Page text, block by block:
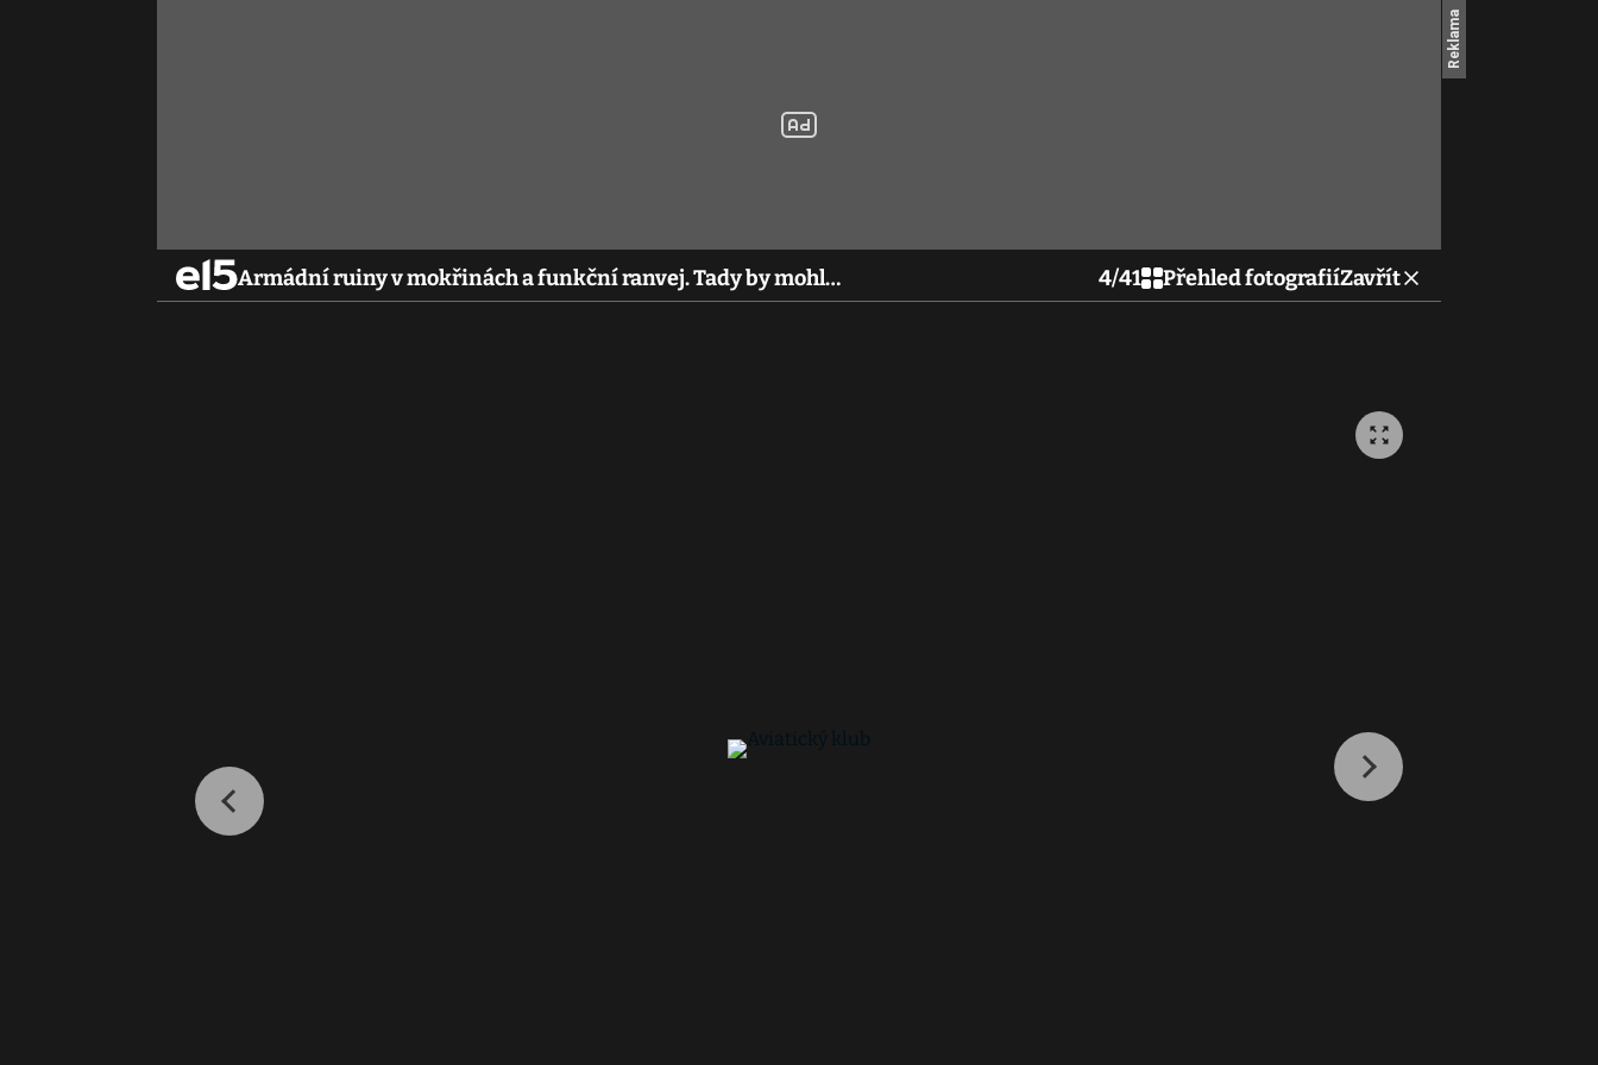
Armádní ruiny v mokřinách a funkční ranvej. Tady by mohl… 4/41 Přehled fotografiíZavřít